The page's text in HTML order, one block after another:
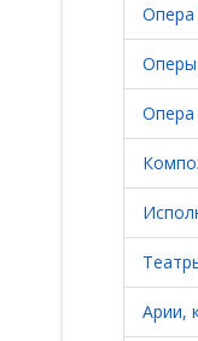
Опера
Оперы
Арии,